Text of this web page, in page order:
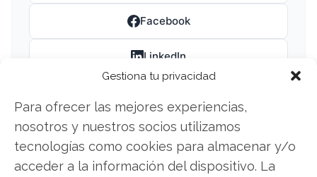
Gestiona tu privacidad
Para ofrecer las mejores experiencias,
nosotros y nuestros socios utilizamos
tecnologías como cookies para almacenar y/o
acceder a la información del dispositivo. La
Facebook
LinkedIn